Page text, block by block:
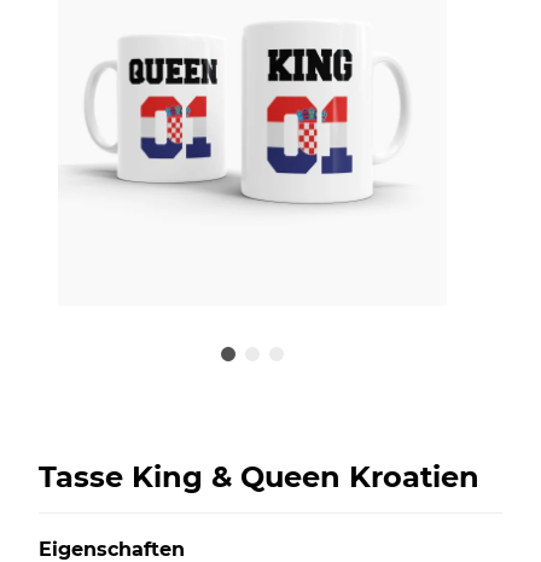
Tasse King & Queen Kroatien
Eigenschaften